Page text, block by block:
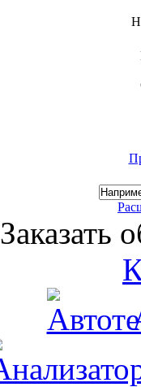
Заказать